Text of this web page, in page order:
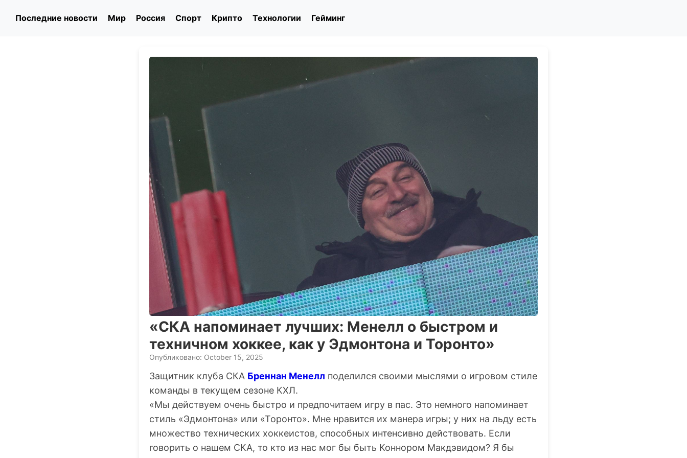
Последние новости Мир Россия Спорт Крипто Технологии Гейминг
«СКА напоминает лучших: Менелл о быстром и
техничном хоккее, как у Эдмонтона и Торонто»
Опубликовано: October 15, 2025
Защитник клуба СКА Бреннан Менелл поделился своими мыслями о игровом стиле
команды в текущем сезоне КХЛ.
«Мы действуем очень быстро и предпочитаем игру в пас. Это немного напоминает
стиль «Эдмонтона» или «Торонто». Мне нравится их манера игры; у них на льду есть
множество технических хоккеистов, способных интенсивно действовать. Если
говорить о нашем СКА, то кто из нас мог бы быть Коннором Макдэвидом? Я бы